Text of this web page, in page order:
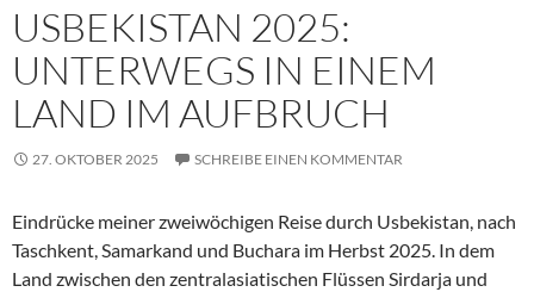
USBEKISTAN 2025:
UNTERWEGS IN EINEM
LAND IM AUFBRUCH
27. OKTOBER 2025 SCHREIBE EINEN KOMMENTAR
Eindrücke meiner zweiwöchigen Reise durch Usbekistan, nach
Taschkent, Samarkand und Buchara im Herbst 2025. In dem
Land zwischen den zentralasiatischen Flüssen Sirdarja und